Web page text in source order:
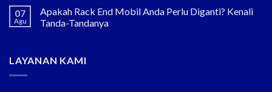
07
Agu
Apakah Rack End Mobil Anda Perlu Diganti? Kenali
Tanda-Tandanya
LAYANAN KAMI